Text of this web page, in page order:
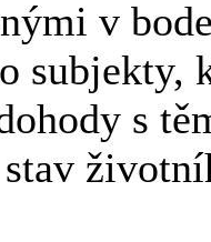
v
subjekty,
s